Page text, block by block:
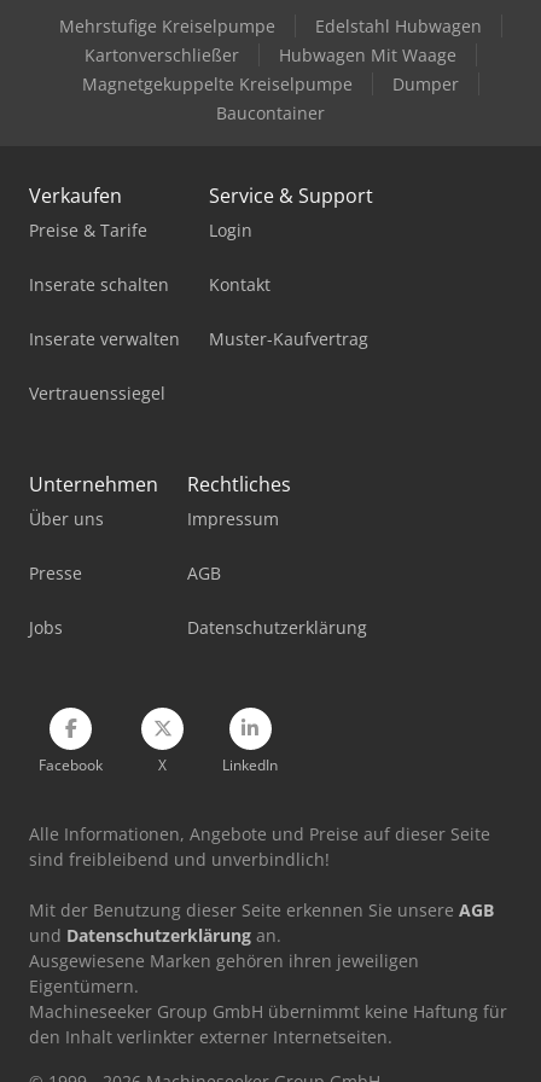
Horizon Ht-30C
Horizon Ht-80
Horizon Spf-200L
Horizon Stitchliner Mark Iii
Kallfass Universa 500
Löser Ks 100
Rillmaschine
Unicraft Sht 1000
Vakuumheber
Mehrstufige Kreiselpumpe
Edelstahl Hubwagen
Kartonverschließer
Hubwagen Mit Waage
Magnetgekuppelte Kreiselpumpe
Dumper
Baucontainer
Verkaufen
Preise & Tarife
Inserate schalten
Inserate verwalten
Vertrauenssiegel
Service & Support
Login
Kontakt
Muster-Kaufvertrag
Unternehmen
Über uns
Presse
Jobs
Rechtliches
Impressum
AGB
Datenschutzerklärung
Facebook X LinkedIn
Alle Informationen, Angebote und Preise auf dieser Seite
sind freibleibend und unverbindlich!
Mit der Benutzung dieser Seite erkennen Sie unsere AGB
und Datenschutzerklärung an.
Ausgewiesene Marken gehören ihren jeweiligen
Eigentümern.
Machineseeker Group GmbH übernimmt keine Haftung für
den Inhalt verlinkter externer Internetseiten.